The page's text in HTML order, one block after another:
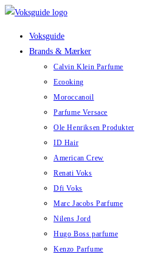
Skip
Voksguide
Brands & Mærker
Calvin Klein Parfume
Ecooking
Moroccanoil
Parfume Versace
Ole Henriksen Produkter
ID Hair
American Crew
Renati Voks
Dfi Voks
Marc Jacobs Parfume
Nilens Jord
Hugo Boss parfume
Kenzo Parfume